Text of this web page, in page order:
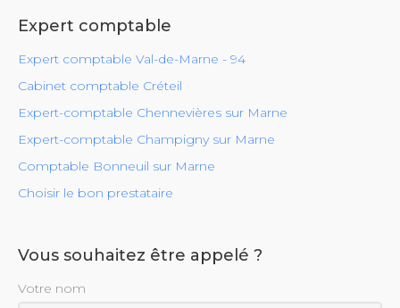
Expert comptable
Expert comptable Val-de-Marne - 94
Cabinet comptable Créteil
Expert-comptable Chennevières sur Marne
Expert-comptable Champigny sur Marne
Comptable Bonneuil sur Marne
Choisir le bon prestataire
Vous souhaitez être appelé ?
Votre nom